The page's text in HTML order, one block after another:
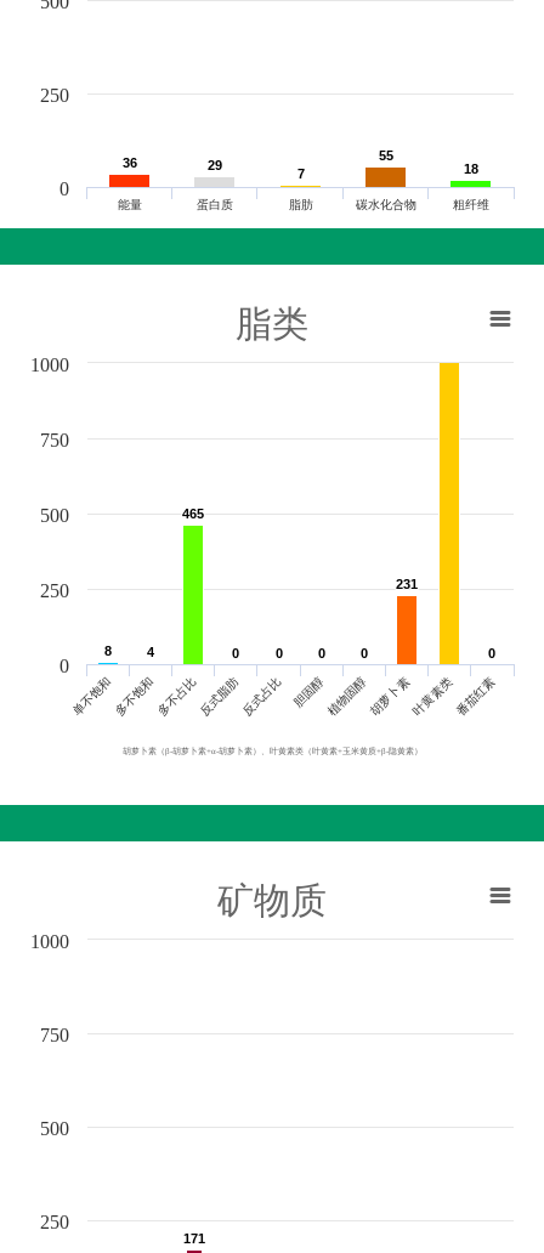
36
36 29
29
7
7
55
55
18
18
能量 蛋白质 脂肪 碳水化合物 粗纤维
0
250
脂类
胡萝卜素（β-胡萝卜素+α-胡萝卜素）、叶黄素类（叶黄素+玉米黄质+β-隐黄素）
8
8 4
4
465
465
0
0 0
0 0
0 0
0
231
231
0
0
单不饱和多不饱和多不占比反式脂肪反式占比 胆固醇植物固醇胡萝卜素叶黄素类番茄红素
0
250
500
750
1000
矿物质
171
171
250
500
750
1000